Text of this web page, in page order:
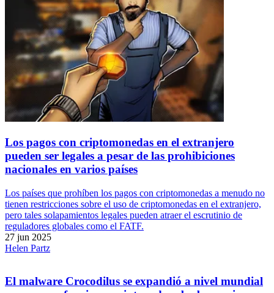
Los pagos con criptomonedas en el extranjero
pueden ser legales a pesar de las prohibiciones
nacionales en varios países
Los países que prohíben los pagos con criptomonedas a menudo no
tienen restricciones sobre el uso de criptomonedas en el extranjero,
pero tales solapamientos legales pueden atraer el escrutinio de
reguladores globales como el FATF.
27 jun 2025
Helen Partz
El malware Crocodilus se expandió a nivel mundial